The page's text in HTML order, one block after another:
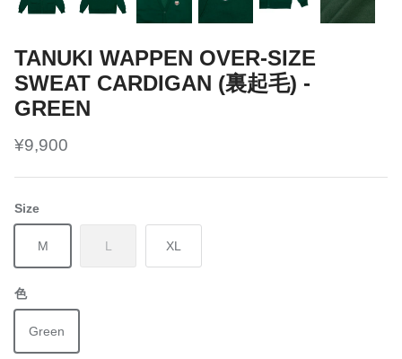
TANUKI WAPPEN OVER-SIZE
SWEAT CARDIGAN (裏起毛) -
GREEN
¥9,900
Size
M L XL
色
Green